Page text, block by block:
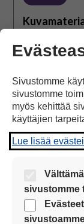
Tältä sivulta
Sivustomme
sivustomme
myös kehittää
käyttäjien
Lue lisää
sivustomme
Nämä
sivustoamme